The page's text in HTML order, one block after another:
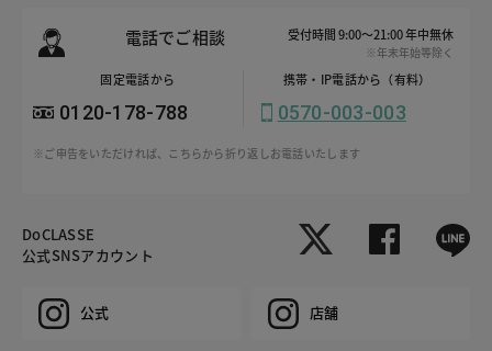
電話でご相談 受付時間 9:00～21:00 年中無休
※年末年始等除く
固定電話から
0120-178-788
携帯・IP電話から（有料）
0570-003-003
※ご申告をいただければ、こちらから折り返しお電話いたします
DoCLASSE
公式SNSアカウント
公式 店舗